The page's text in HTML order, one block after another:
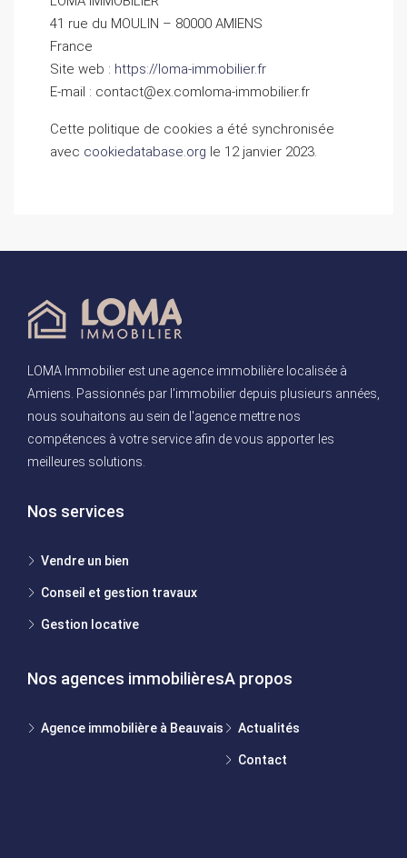
41 rue du MOULIN – 80000 AMIENS
France
Site web : https://loma-immobilier.fr
E-mail : contact@ex.com loma-immobilier.fr
Cette politique de cookies a été synchronisée
avec cookiedatabase.org le 12 janvier 2023.
LOMA Immobilier est une agence immobilière localisée à
Amiens. Passionnés par l'immobilier depuis plusieurs années,
nous souhaitons au sein de l'agence mettre nos
compétences à votre service afin de vous apporter les
meilleures solutions.
Nos services
Vendre un bien
Conseil et gestion travaux
Gestion locative
Nos agences immobilières
Agence immobilière à Beauvais
A propos
Actualités
Contact